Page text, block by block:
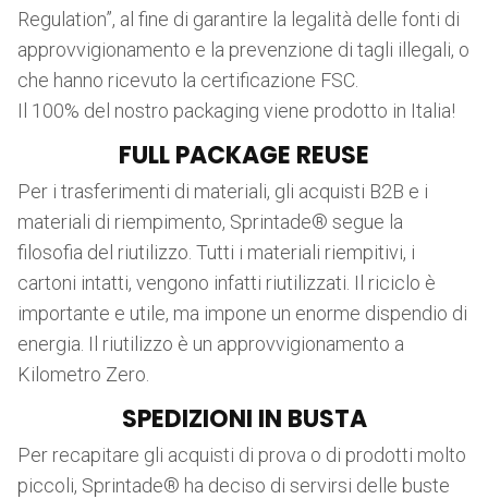
Regulation”, al fine di garantire la legalità delle fonti di
approvvigionamento e la prevenzione di tagli illegali, o
che hanno ricevuto la certificazione FSC.
Il 100% del nostro packaging viene prodotto in Italia!
FULL PACKAGE REUSE
Per i trasferimenti di materiali, gli acquisti B2B e i
materiali di riempimento, Sprintade® segue la
filosofia del riutilizzo. Tutti i materiali riempitivi, i
cartoni intatti, vengono infatti riutilizzati. Il riciclo è
importante e utile, ma impone un enorme dispendio di
energia. Il riutilizzo è un approvvigionamento a
Kilometro Zero.
SPEDIZIONI IN BUSTA
Per recapitare gli acquisti di prova o di prodotti molto
piccoli, Sprintade® ha deciso di servirsi delle buste